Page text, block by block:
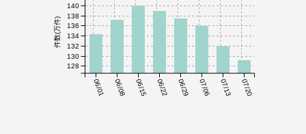
06/01 06/08 06/15 06/22 06/29 07/06 07/13 07/20
件数(万件)
128
130
132
134
136
138
140